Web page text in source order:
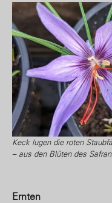
Keck lugen die roten
– aus den Blüten des
Ernten